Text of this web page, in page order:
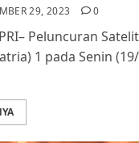
29, 2023 0
Peluncuran
1 pada Senin